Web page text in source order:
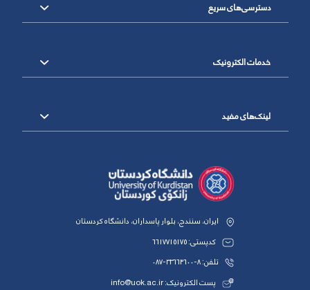
دسترسی‌های سریع
خدمات الکترونیک
لینک‌های مفید
ایران، سنندج، بلوار پاسداران، دانشگاه کردستان
کدپستی: 6617715175
تلفن: 8-33664600-087
پست الکترونیک: info@uok.ac.ir